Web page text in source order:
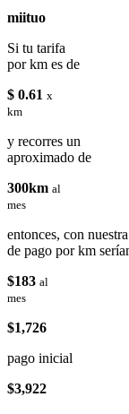
miituo
Si tu tarifa
por km es de
$ 0.61 x
km
y recorres un
aproximado de
300km al
mes
entonces, con
de pago por km
$183 al
mes
$1,726
pago inicial
$3,922